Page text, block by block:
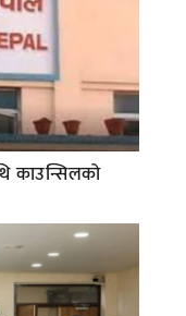
काउन्सिलको